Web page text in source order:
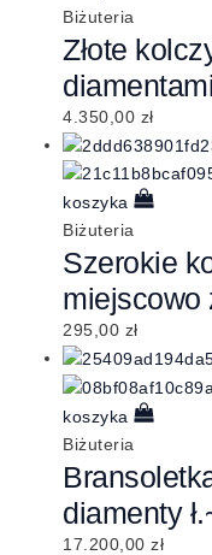
Biżuteria
Złote
4.350,00 zł
koszyka
Biżuteria
Szerokie
miejscowo
295,00 zł
koszyka
Biżuteria
diamenty
17.200,00 zł